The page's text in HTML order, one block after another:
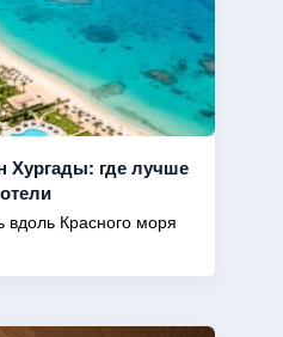
Хургады: где лучше
вдоль Красного моря